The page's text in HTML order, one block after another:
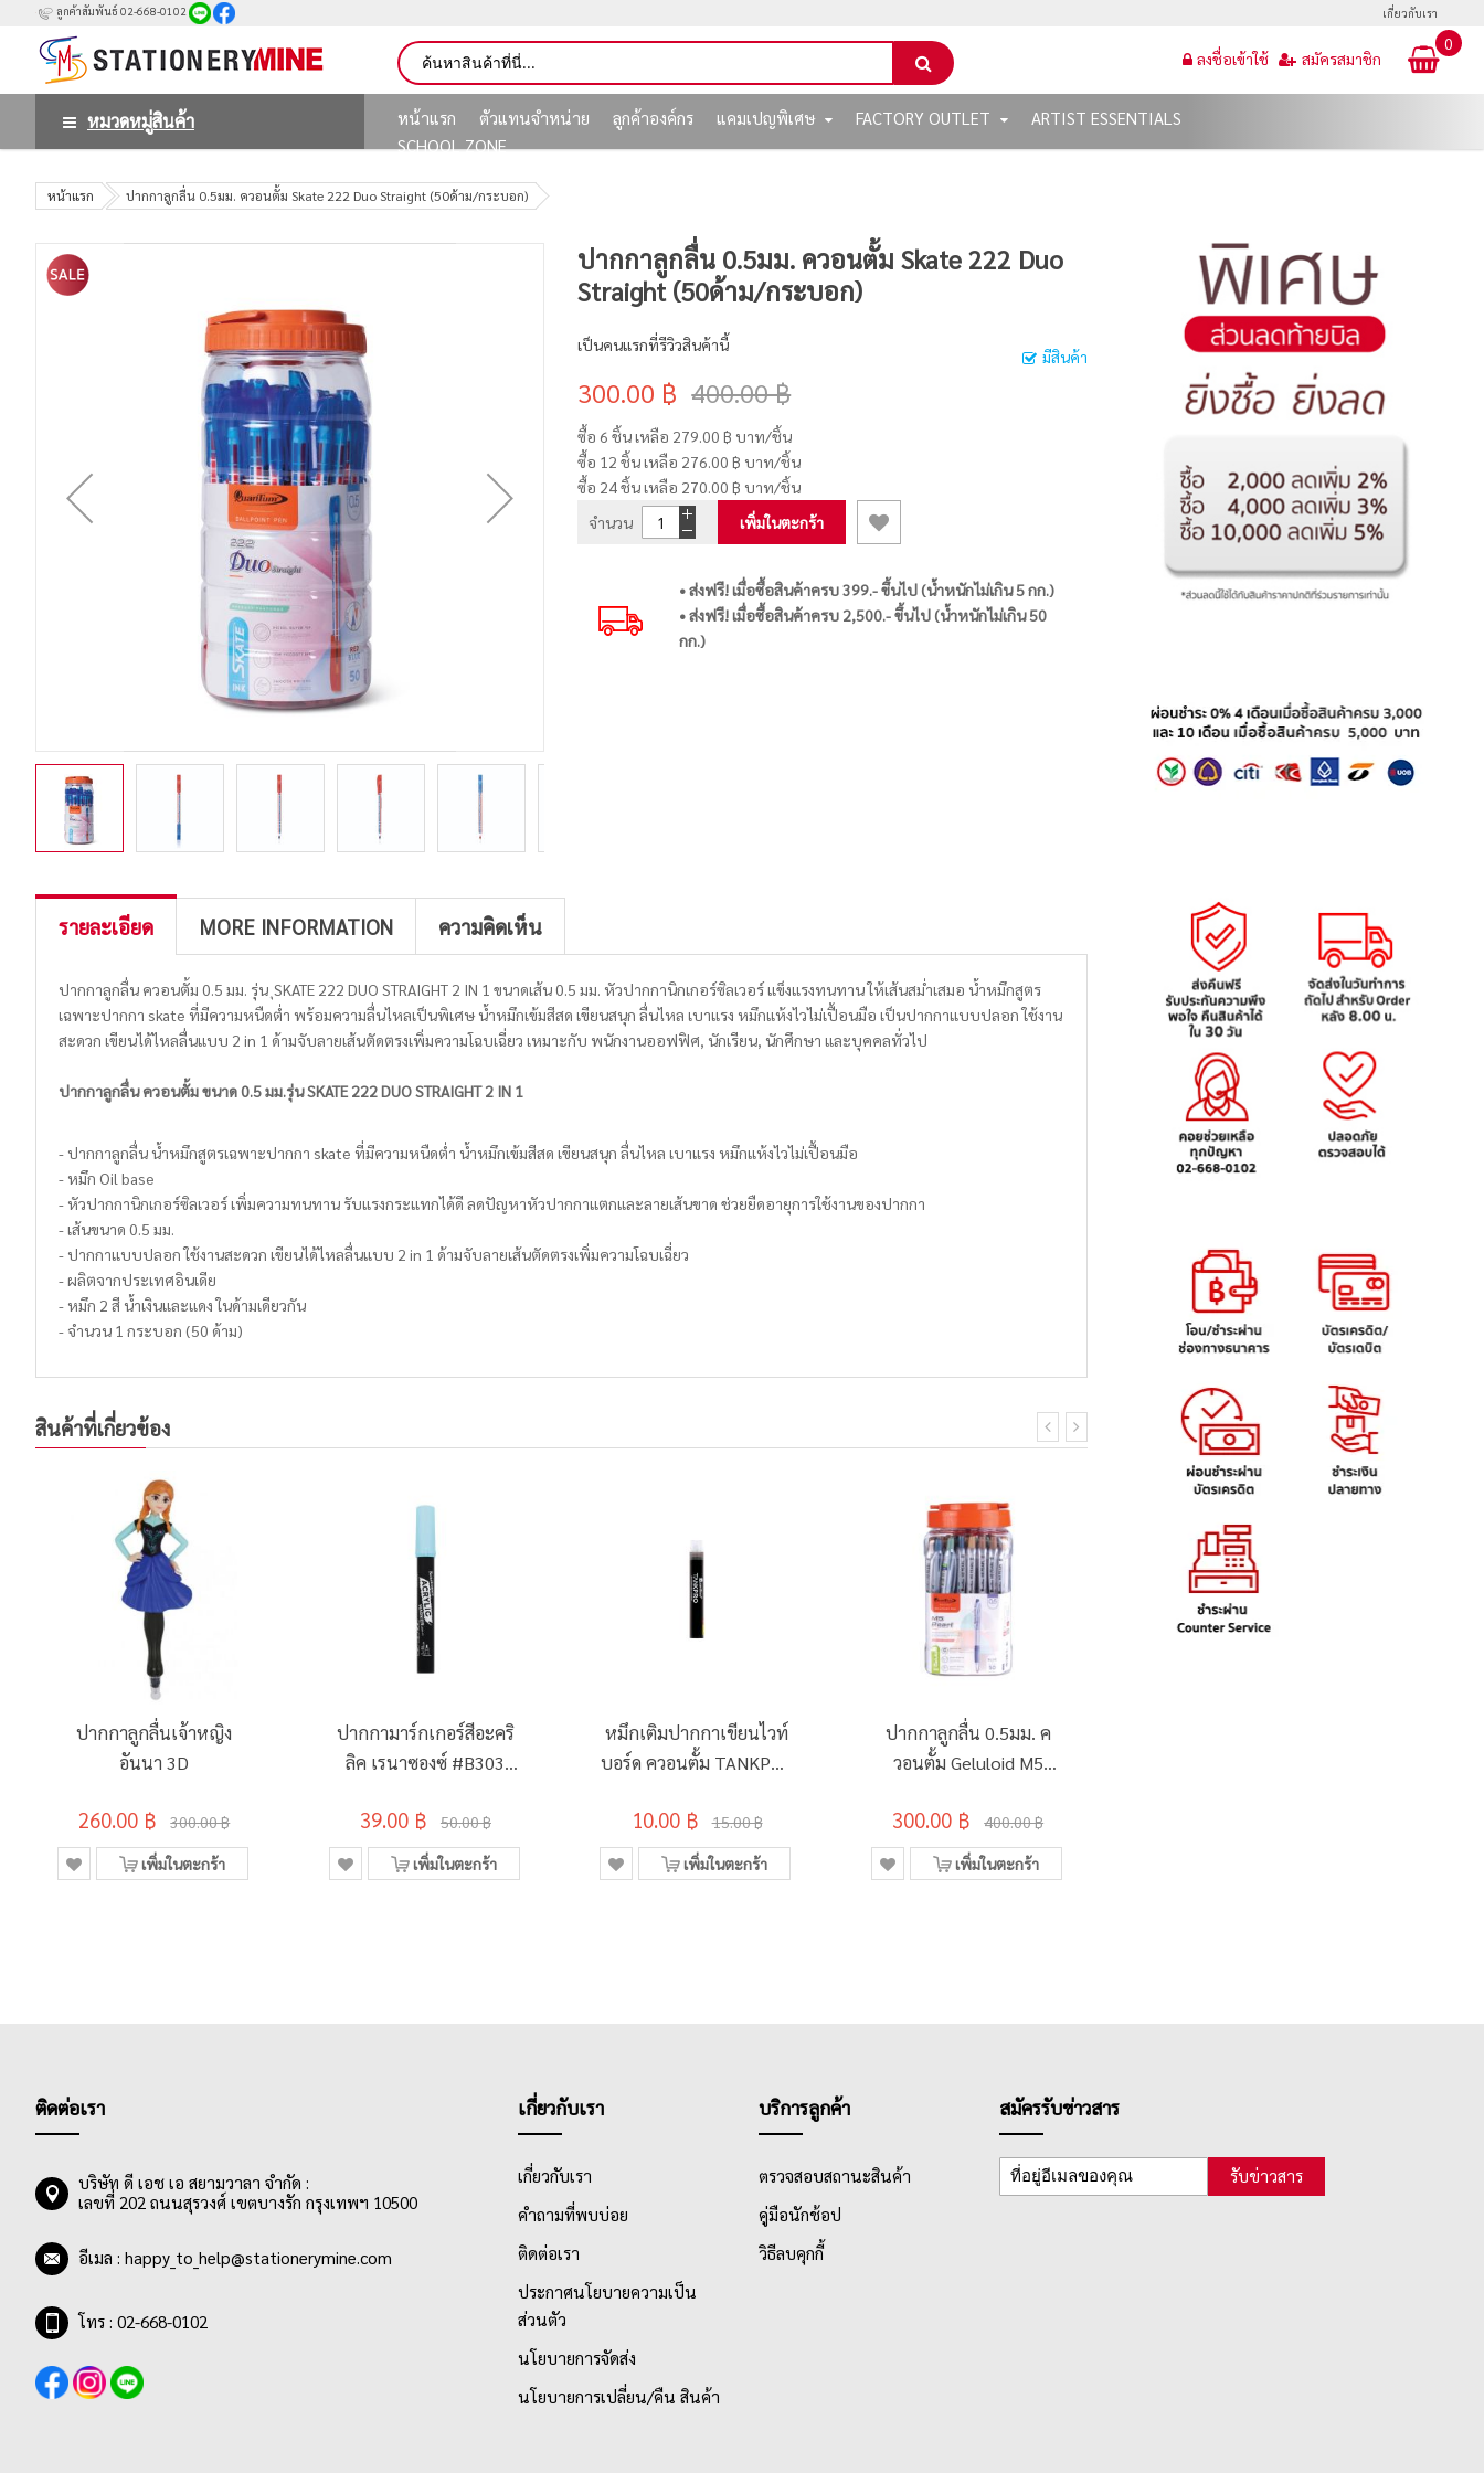
ลูกค้าสัมพันธ์ 02-668-0102 เกี่ยวกับเรา
0
ลงชื่อเข้าใช้ สมัครสมาชิก
หมวดหมู่สินค้า หน้าแรก ตัวแทนจำหน่าย ลูกค้าองค์กร แคมเปญพิเศษ FACTORY OUTLET
ARTIST ESSENTIALS
SCHOOL ZONE
หน้าแรก ปากกาลูกลื่น 0.5มม. ควอนตั้ม Skate 222 Duo Straight (50ด้าม/กระบอก)
ปากกาลูกลื่น 0.5มม. ควอนตั้ม Skate 222 Duo
Straight (50ด้าม/กระบอก)
มีสินค้า
เป็นคนแรกที่รีวิวสินค้านี้
300.00 ฿ 400.00 ฿
ซื้อ 6 ชิ้น เหลือ 279.00 ฿ บาท/ชิ้น
ซื้อ 12 ชิ้น เหลือ 276.00 ฿ บาท/ชิ้น
ซื้อ 24 ชิ้น เหลือ 270.00 ฿ บาท/ชิ้น
จำนวน
เพิ่มในตะกร้า
• ส่งฟรี! เมื่อซื้อสินค้าครบ 399.- ขึ้นไป (น้ำหนักไม่เกิน 5 กก.)
• ส่งฟรี! เมื่อซื้อสินค้าครบ 2,500.- ขึ้นไป (น้ำหนักไม่เกิน 50
กก.)
รายละเอียด MORE INFORMATION ความคิดเห็น
ปากกาลูกลื่น ควอนตั้ม 0.5 มม. รุ่น ุSKATE 222 DUO STRAIGHT 2 IN 1 ขนาดเส้น 0.5 มม. หัวปากกานิกเกอร์ซิลเวอร์ แข็งแรงทนทาน ให้เส้นสม่ำเสมอ น้ำหมึกสูตร
เฉพาะปากกา skate ที่มีความหนืดต่ำ พร้อมความลื่นไหลเป็นพิเศษ น้ำหมึกเข้มสีสด เขียนสนุก ลื่นไหล เบาแรง หมึกแห้งไวไม่เปื้อนมือ เป็นปากกาแบบปลอก ใช้งาน
สะดวก เขียนได้ไหลลื่นแบบ 2 in 1 ด้ามจับลายเส้นตัดตรงเพิ่มความโฉบเฉี่ยว เหมาะกับ พนักงานออฟฟิศ, นักเรียน, นักศึกษา และบุคคลทั่วไป
ปากกาลูกลื่น ควอนตั้ม ขนาด 0.5 มม.รุ่น SKATE 222 DUO STRAIGHT 2 IN 1
- ปากกาลูกลื่น น้ำหมึกสูตรเฉพาะปากกา skate ที่มีความหนืดต่ำ น้ำหมึกเข้มสีสด เขียนสนุก ลื่นไหล เบาแรง หมึกแห้งไวไม่เปื้อนมือ
- หมึก Oil base
- หัวปากกานิกเกอร์ซิลเวอร์ เพิ่มความทนทาน รับแรงกระแทกได้ดี ลดปัญหาหัวปากกาแตกและลายเส้นขาด ช่วยยืดอายุการใช้งานของปากกา
- เส้นขนาด 0.5 มม.
- ปากกาแบบปลอก ใช้งานสะดวก เขียนได้ไหลลื่นแบบ 2 in 1 ด้ามจับลายเส้นตัดตรงเพิ่มความโฉบเฉี่ยว
- ผลิตจากประเทศอินเดีย
- หมึก 2 สี น้ำเงินและแดง ในด้ามเดียวกัน
- จำนวน 1 กระบอก (50 ด้าม)
สินค้าที่เกี่ยวข้อง
ปากกาลูกลื่นเจ้าหญิง
อันนา 3D
260.00 ฿ 300.00 ฿
เพิ่มในตะกร้า
ปากกามาร์กเกอร์สีอะคริ
ลิค เรนาซองซ์ #B303
39.00 ฿ 50.00 ฿
เพิ่มในตะกร้า
หมึกเติมปากกาเขียนไวท์
บอร์ด ควอนตั้ม TANKPRO
10.00 ฿ 15.00 ฿
เพิ่มในตะกร้า
ปากกาลูกลื่น 0.5มม. ค
วอนตั้ม Geluloid M5
(กระบอก 50 ด้าม)
300.00 ฿ 400.00 ฿
เพิ่มในตะกร้า
ติดต่อเรา
บริษัท ดี เอช เอ สยามวาลา จำกัด :
เลขที่ 202 ถนนสุรวงศ์ เขตบางรัก กรุงเทพฯ 10500
อีเมล : happy_to_help@stationerymine.com
โทร : 02-668-0102
เกี่ยวกับเรา
เกี่ยวกับเรา
คำถามที่พบบ่อย
ติดต่อเรา
ประกาศนโยบายความเป็น
ส่วนตัว
นโยบายการจัดส่ง
นโยบายการเปลี่ยน/คืน สินค้า
บริการลูกค้า
ตรวจสอบสถานะสินค้า
คู่มือนักช้อป
วิธีลบคุกกี้
สมัครรับข่าวสาร
รับข่าวสาร